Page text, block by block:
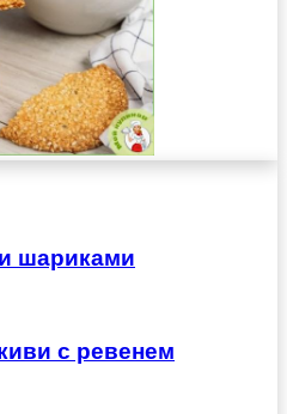
шариками
с ревенем